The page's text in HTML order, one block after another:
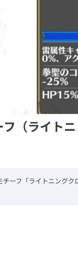
（ライト
チーフ「ライトニング